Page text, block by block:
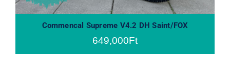
Commencal Supreme V4.2 DH Saint/FOX
649,000Ft